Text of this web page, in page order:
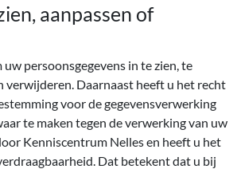
aanpassen of
persoonsgegevens in te zien, te
verwijderen. Daarnaast heeft u het recht
voor de gegevensverwerking
te maken tegen de verwerking van uw
Kenniscentrum Nelles en heeft u het
Dat betekent dat u bij